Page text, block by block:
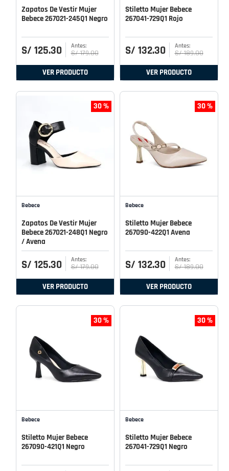
Zapatos De Vestir Mujer
Bebece 267021-245Q1 Negro
S/ 125.30 S/ 179.00
VER PRODUCTO
Stiletto Mujer Bebece
267041-729Q1 Rojo
S/ 132.30 S/ 189.00
VER PRODUCTO
30 %
Bebece
Zapatos De Vestir Mujer
Bebece 267021-248Q1 Negro
/ Avena
S/ 125.30 S/ 179.00
VER PRODUCTO
30 %
Bebece
Stiletto Mujer Bebece
267090-422Q1 Avena
S/ 132.30 S/ 189.00
VER PRODUCTO
30 %
Bebece
Stiletto Mujer Bebece
267090-421Q1 Negro
30 %
Bebece
Stiletto Mujer Bebece
267041-729Q1 Negro